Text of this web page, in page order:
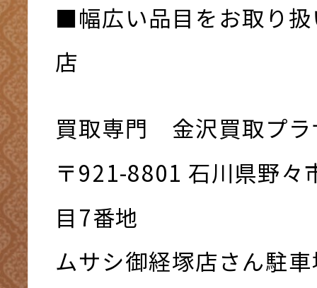
■幅広い品目をお取り
店
買取専門 金沢買取プラ
〒921-8801 ⽯川県野々
⽬7番地
ムサシ御経塚店さん駐